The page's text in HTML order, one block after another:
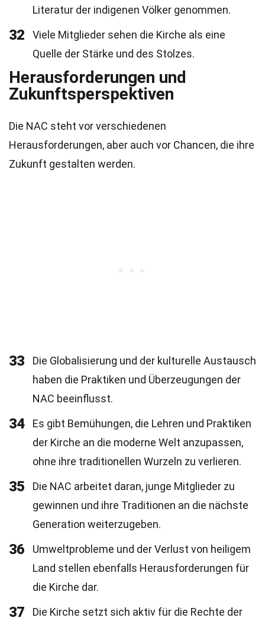
Literatur der indigenen Völker genommen.
32
Viele Mitglieder sehen die Kirche als eine
Quelle der Stärke und des Stolzes.
Herausforderungen und
Zukunftsperspektiven
Die NAC steht vor verschiedenen
Herausforderungen, aber auch vor Chancen, die ihre
Zukunft gestalten werden.
33
Die Globalisierung und der kulturelle Austausch
haben die Praktiken und Überzeugungen der
NAC beeinflusst.
34
Es gibt Bemühungen, die Lehren und Praktiken
der Kirche an die moderne Welt anzupassen,
ohne ihre traditionellen Wurzeln zu verlieren.
35
Die NAC arbeitet daran, junge Mitglieder zu
gewinnen und ihre Traditionen an die nächste
Generation weiterzugeben.
36
Umweltprobleme und der Verlust von heiligem
Land stellen ebenfalls Herausforderungen für
die Kirche dar.
37 Die Kirche setzt sich aktiv für die Rechte der